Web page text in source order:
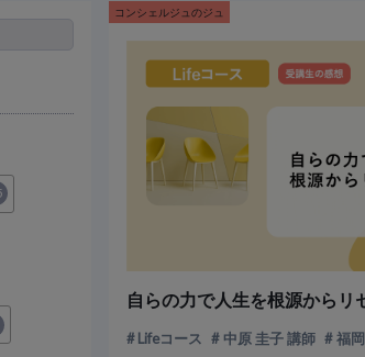
コンシェルジュのジュ
Lifeコース 中原 圭子 講師 福岡